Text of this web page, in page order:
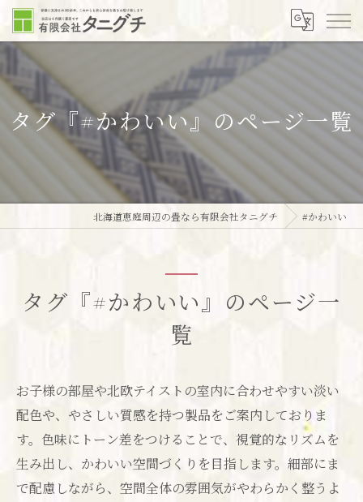
タグ『#かわいい』のページ一覧
北海道恵庭周辺の畳なら有限会社タニグチ #かわいい
タグ『#かわいい』のページ一
覧
お子様の部屋や北欧テイストの室内に合わせやすい淡い
配色や、やさしい質感を持つ製品をご案内しておりま
す。色味にトーン差をつけることで、視覚的なリズムを
生み出し、かわいい空間づくりを目指します。細部にま
で配慮しながら、空間全体の雰囲気がやわらかく整うよ